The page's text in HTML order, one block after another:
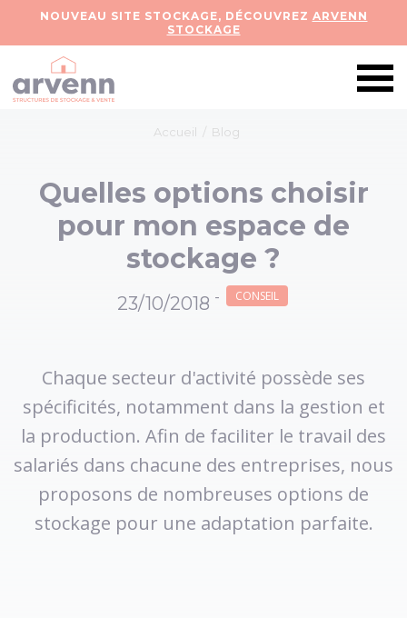
NOUVEAU SITE STOCKAGE, DÉCOUVREZ ARVENN
STOCKAGE
Accueil / Blog
Quelles options choisir
pour mon espace de
stockage ?
23/10/2018 - CONSEIL
Chaque secteur d'activité possède ses
spécificités, notamment dans la gestion et
la production. Afin de faciliter le travail des
salariés dans chacune des entreprises, nous
proposons de nombreuses options de
stockage pour une adaptation parfaite.